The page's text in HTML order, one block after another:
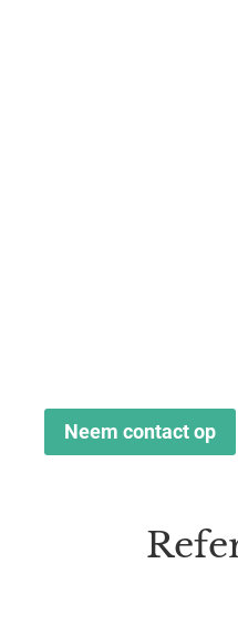
Neem contact op